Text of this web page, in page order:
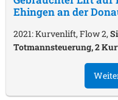
Ehingen an der
2021: Kurvenlift, Flow 2,
Totmannsteuerung, 2